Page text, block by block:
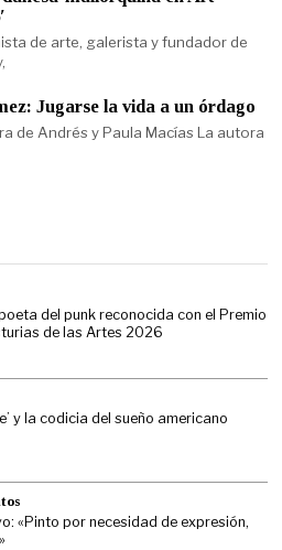
de arte, galerista y fundador de
Jugarse la vida a un órdago
de Andrés y Paula Macías La autora
del punk reconocida con el Premio
de las Artes 2026
y la codicia del sueño americano
«Pinto por necesidad de expresión,